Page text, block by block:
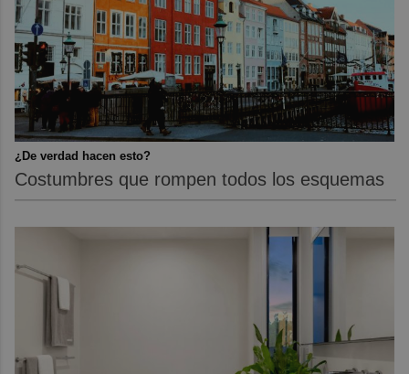
¿De verdad hacen esto?
Costumbres que rompen todos los esquemas